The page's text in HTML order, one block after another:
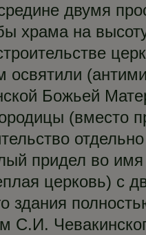
двумя
храма на
освятили
Божьей
(вместо
придел во
церковь) с
здания